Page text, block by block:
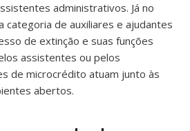
administrativos. Já no
categoria de auxiliares e ajudantes
de extinção e suas funções
assistentes ou pelos
de microcrédito atuam junto às
abertos.